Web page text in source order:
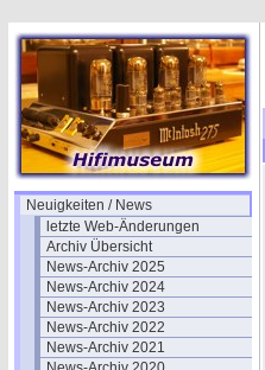
Neuigkeiten / News
letzte Web-Änderungen
Archiv Übersicht
News-Archiv 2025
News-Archiv 2024
News-Archiv 2023
News-Archiv 2022
News-Archiv 2021